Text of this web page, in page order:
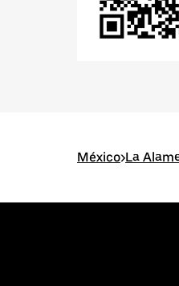
México>La